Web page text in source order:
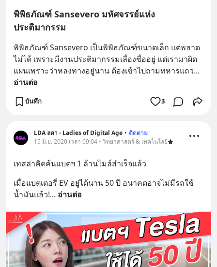
พิพิธภัณฑ์ Sansevero มหัศจรรย์แห่ง
ประติมากรรม
พิพิธภัณฑ์ Sansevero เป็นพิพิธภัณฑ์ขนาดเล็ก แต่พลาด
ไม่ได้ เพราะมีงานประติมากรรมเลื่องชื่ออยู่ แต่เรามาผิด
แผนเพราะว่าหลงทางอยู่นาน ต้องเข้าไปถามทหารแถว
อ่านต่อ
บันทึก 3
LDA ลดา - Ladies of Digital Age • ติดตาม
15 มิ.ย. 2020 เวลา 09:04 • วิทยาศาสตร์ & เทคโนโลยี
เทสล่าคิดค้นแบตฯ 1 ล้านไมล์สำเร็จแล้ว
เมื่อแบตเตอรี่ EV อยู่ได้นาน 50 ปี อนาคตอาจไม่มีรถใช้
น้ำมันแล้ว!... อ่านต่อ